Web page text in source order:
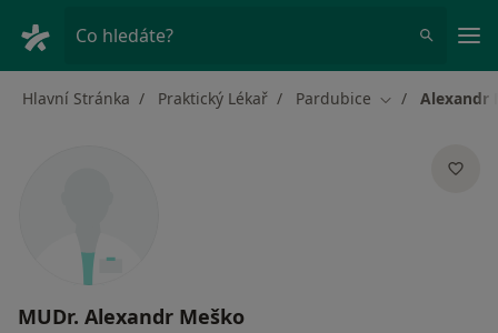
Co hledáte?
Hlavní Stránka Praktický Lékař Pardubice Změna města
Alexandr
MUDr. Alexandr Meško